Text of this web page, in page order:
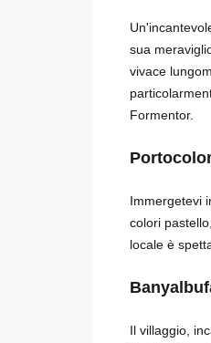
sua
vivace
Formentor.
Immergetevi
colori
locale è
Il villaggio,